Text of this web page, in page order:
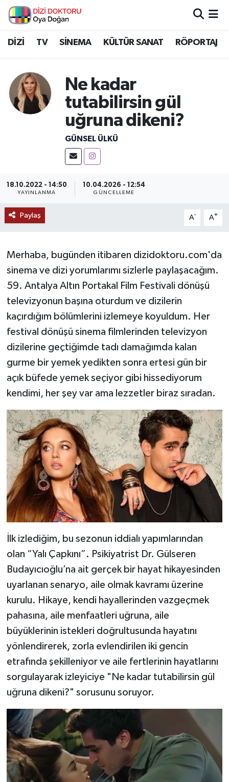
DİZİ TV SİNEMA KÜLTÜR SANAT RÖPORTAJ
Ne kadar
tutabilirsin gül
uğruna dikeni?
GÜNSEL ÜLKÜ
18.10.2022 - 14:50
YAYINLANMA
10.04.2026 - 12:54
GÜNCELLEME
Paylaş A- A+
Merhaba, bugünden itibaren dizidoktoru.com'da
sinema ve dizi yorumlarımı sizlerle paylaşacağım.
59. Antalya Altın Portakal Film Festivali dönüşü
televizyonun başına oturdum ve dizilerin
kaçırdığım bölümlerini izlemeye koyuldum. Her
festival dönüşü sinema filmlerinden televizyon
dizilerine geçtiğimde tadı damağımda kalan
gurme bir yemek yedikten sonra ertesi gün bir
açık büfede yemek seçiyor gibi hissediyorum
kendimi, her şey var ama lezzetler biraz sıradan.
İlk izlediğim, bu sezonun iddialı yapımlarından
olan “Yalı Çapkını”. Psikiyatrist Dr. Gülseren
Budayıcıoğlu’na ait gerçek bir hayat hikayesinden
uyarlanan senaryo, aile olmak kavramı üzerine
kurulu. Hikaye, kendi hayallerinden vazgeçmek
pahasına, aile menfaatleri uğruna, aile
büyüklerinin istekleri doğrultusunda hayatını
yönlendirerek, zorla evlendirilen iki gencin
etrafında şekilleniyor ve aile fertlerinin hayatlarını
sorgulayarak izleyiciye "Ne kadar tutabilirsin gül
uğruna dikeni?" sorusunu soruyor.
İstanbul Nöbetçi Eczaneler
İstanbul Namaz Vakitleri
İstanbul Trafik Yoğunluk Haritası
Süper Lig Puan Durumu ve Fikstür
Son Dakika Haberleri
Haber Arşivi